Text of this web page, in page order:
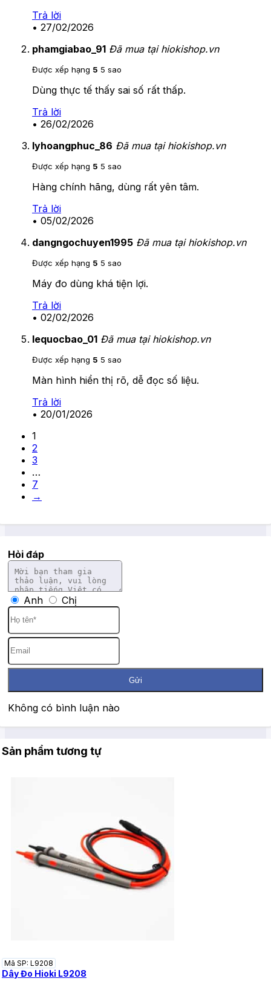
Trả lời
• 27/02/2026
phamgiabao_91 Đã mua tại hiokishop.vn
Được xếp hạng 5 5 sao
Dùng thực tế thấy sai số rất thấp.
Trả lời
• 26/02/2026
lyhoangphuc_86 Đã mua tại hiokishop.vn
Được xếp hạng 5 5 sao
Hàng chính hãng, dùng rất yên tâm.
Trả lời
• 05/02/2026
dangngochuyen1995 Đã mua tại hiokishop.vn
Được xếp hạng 5 5 sao
Máy đo dùng khá tiện lợi.
Trả lời
• 02/02/2026
lequocbao_01 Đã mua tại hiokishop.vn
Được xếp hạng 5 5 sao
Màn hình hiển thị rõ, dễ đọc số liệu.
Trả lời
• 20/01/2026
1
2
3
…
7
→
Hỏi đáp
Anh Chị
Gửi
Không có bình luận nào
Sản phẩm tương tự
Mã SP: L9208
Dây Đo Hioki L9208